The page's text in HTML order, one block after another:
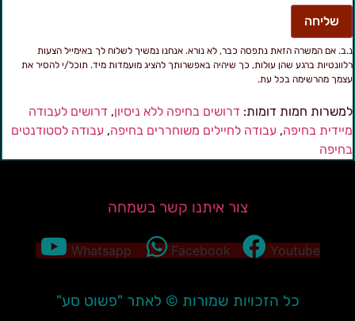
שליחה
אם המשרה הזאת נתפסה כבר, לא נורא. אנחנו נמשיך לשלוח לך באימייל הצעות
ברגע שהן עולות, כך שיהיה באפשרותך להציג מועמדות מיד. תוכל/י להסיר את
מהרשימה בכל עת.
חמות דומות:דרושים בחיפה ללא ניסיון,דרושים לעבודה
בחיפה,עבודה לחיילים משוחררים בחיפה,עבודה לסטודנטים
צור איתנו קשר בשמחה
Whatsapp Facebook Youtube
כל הזכויות שמורות © לאתר "פשוט סע"